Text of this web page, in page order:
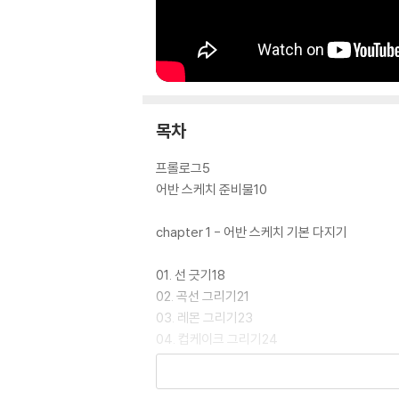
목차
프롤로그5
어반 스케치 준비물10
chapter 1 - 어반 스케치 기본 다지기
01. 선 긋기18
02. 곡선 그리기21
03. 레몬 그리기23
04. 컵케이크 그리기24
05. 풀 그리기25